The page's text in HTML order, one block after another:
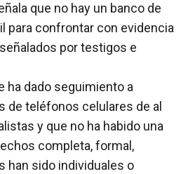
que no hay un banco de
para confrontar con evidencia
por testigos e
ha dado seguimiento a
de teléfonos celulares de al
y que no ha habido una
completa, formal,
han sido individuales o